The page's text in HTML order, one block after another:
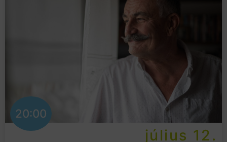
20:00
július 12.